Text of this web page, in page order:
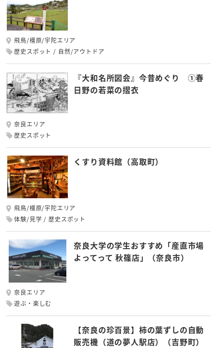
飛鳥/橿原/宇陀エリア
歴史スポット
自然/アウトドア
『大和名所図会』今昔めぐり ①春
日野の若菜の摺衣
奈良エリア
歴史スポット
くすり資料館（高取町）
飛鳥/橿原/宇陀エリア
体験/見学
歴史スポット
奈良大学の学生おすすめ「産直市場
よってって 秋篠店」（奈良市）
奈良エリア
遊ぶ・楽しむ
【奈良の珍百景】柿の葉ずしの自動
販売機（道の夢人駅店）（吉野町）